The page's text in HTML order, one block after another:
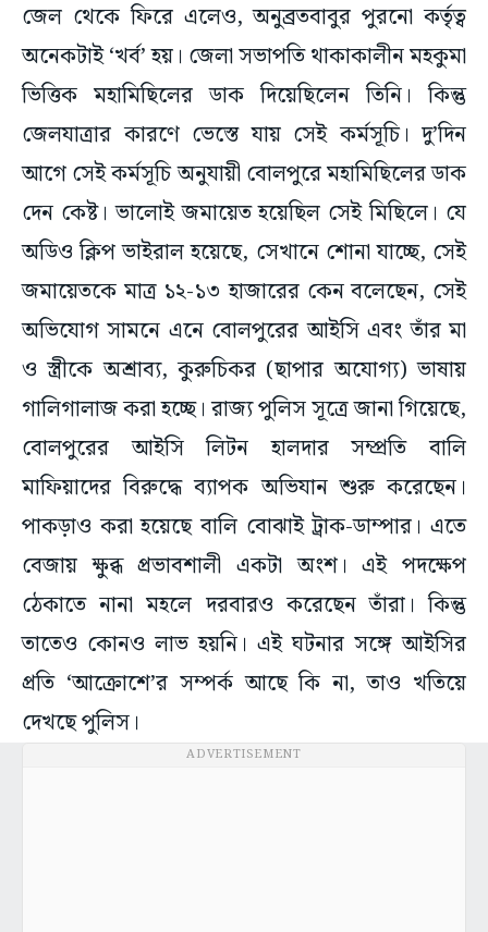
জেল থেকে ফিরে এলেও, অনুব্রতবাবুর পুরনো কর্তৃত্ব
অনেকটাই ‘খর্ব’ হয়। জেলা সভাপতি থাকাকালীন মহকুমা
ভিত্তিক মহামিছিলের ডাক দিয়েছিলেন তিনি। কিন্তু
জেলযাত্রার কারণে ভেস্তে যায় সেই কর্মসূচি। দু’দিন
আগে সেই কর্মসূচি অনুযায়ী বোলপুরে মহামিছিলের ডাক
দেন কেষ্ট। ভালোই জমায়েত হয়েছিল সেই মিছিলে। যে
অডিও ক্লিপ ভাইরাল হয়েছে, সেখানে শোনা যাচ্ছে, সেই
জমায়েতকে মাত্র ১২-১৩ হাজারের কেন বলেছেন, সেই
অভিযোগ সামনে এনে বোলপুরের আইসি এবং তাঁর মা
ও স্ত্রীকে অশ্রাব্য, কুরুচিকর (ছাপার অযোগ্য) ভাষায়
গালিগালাজ করা হচ্ছে। রাজ্য পুলিস সূত্রে জানা গিয়েছে,
বোলপুরের আইসি লিটন হালদার সম্প্রতি বালি
মাফিয়াদের বিরুদ্ধে ব্যাপক অভিযান শুরু করেছেন।
পাকড়াও করা হয়েছে বালি বোঝাই ট্রাক-ডাম্পার। এতে
বেজায় ক্ষুব্ধ প্রভাবশালী একটা অংশ। এই পদক্ষেপ
ঠেকাতে নানা মহলে দরবারও করেছেন তাঁরা। কিন্তু
তাতেও কোনও লাভ হয়নি। এই ঘটনার সঙ্গে আইসির
প্রতি ‘আক্রোশে’র সম্পর্ক আছে কি না, তাও খতিয়ে
দেখছে পুলিস।
ADVERTISEMENT